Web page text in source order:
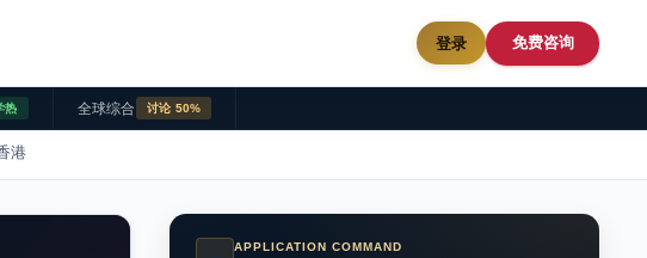
登录 免费咨询
热 全球综合 讨论 50%
港
APPLICATION COMMAND